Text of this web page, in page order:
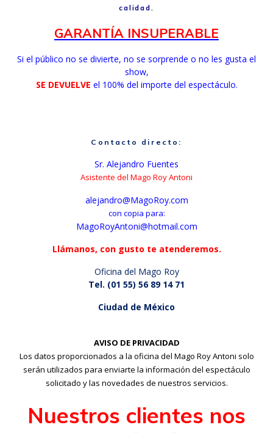
calidad.
GARANTÍA INSUPERABLE
Si el público no se divierte, no se sorprende o no les gusta el
show,
SE DEVUELVE el 100% del importe del espectáculo.
Contacto directo:
Sr. Alejandro Fuentes
Asistente del Mago Roy Antoni
alejandro@MagoRoy.com
con copia para:
MagoRoyAntoni@hotmail.com
Llámanos, con gusto te atenderemos.
Oficina del Mago Roy
Tel. (01 55) 56 89 14 71
Ciudad de México
AVISO DE PRIVACIDAD
Los datos proporcionados a la oficina del Mago Roy Antoni solo
serán utilizados para enviarte la información del espectáculo
solicitado y las novedades de nuestros servicios.
Nuestros clientes nos